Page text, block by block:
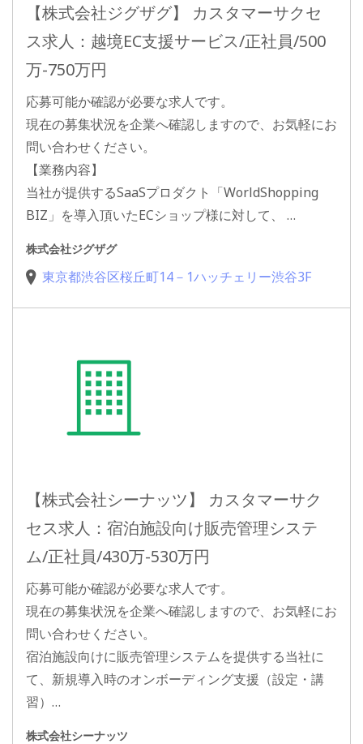
【株式会社ジグザグ】 カスタマーサクセ
ス求人：越境EC支援サービス/正社員/500
万-750万円
応募可能か確認が必要な求人です。
現在の募集状況を企業へ確認しますので、お気軽にお
問い合わせください。
【業務内容】
当社が提供するSaaSプロダクト「WorldShopping
BIZ」を導入頂いたECショップ様に対して、 …
株式会社ジグザグ
東京都渋谷区桜丘町14－1ハッチェリー渋谷3F
【株式会社シーナッツ】 カスタマーサク
セス求人：宿泊施設向け販売管理システ
ム/正社員/430万-530万円
応募可能か確認が必要な求人です。
現在の募集状況を企業へ確認しますので、お気軽にお
問い合わせください。
宿泊施設向けに販売管理システムを提供する当社に
て、新規導入時のオンボーディング支援（設定・講
習）…
株式会社シーナッツ